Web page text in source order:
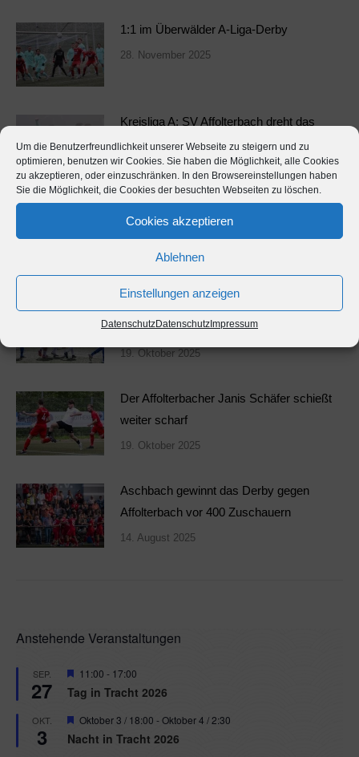
Um die Benutzerfreundlichkeit unserer Webseite zu steigern und zu
optimieren, benutzen wir Cookies. Sie haben die Möglichkeit, alle Cookies
zu akzeptieren, oder einzuschränken. In den Browsereinstellungen haben
Sie die Möglichkeit, die Cookies der besuchten Webseiten zu löschen.
Cookies akzeptieren
Ablehnen
Einstellungen anzeigen
DatenschutzDatenschutz Impressum
1:1 im Überwälder A-Liga-Derby
28. November 2025
Kreisliga A: SV Affolterbach dreht das
Derby in Hammelbach
Kreisliga A: Rimbach eilt davon –
19. Oktober 2025
Affolterbach alles klar
19. Oktober 2025
Der Affolterbacher Janis Schäfer schießt
weiter scharf
19. Oktober 2025
Aschbach gewinnt das Derby gegen
Affolterbach vor 400 Zuschauern
14. August 2025
Anstehende Veranstaltungen
SEP.
27
Hervorgehoben
11:00 - 17:00
Tag in Tracht 2026
OKT.
3
Hervorgehoben
Oktober 3 / 18:00 -Oktober 4 / 2:30
Nacht in Tracht 2026